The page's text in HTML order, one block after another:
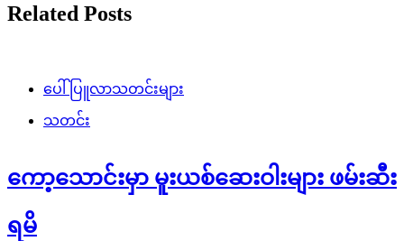
Related Posts
ပေါ်ပြူလာသတင်းများ
သတင်း
ကော့သောင်းမှာ မူးယစ်ဆေးဝါးများ ဖမ်းဆီး
ရမိ